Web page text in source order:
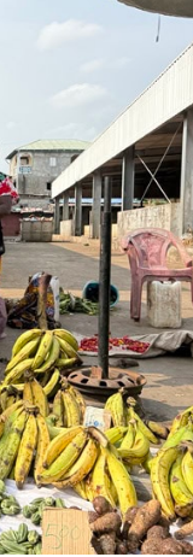
Baréin
de Malabo GUINEA